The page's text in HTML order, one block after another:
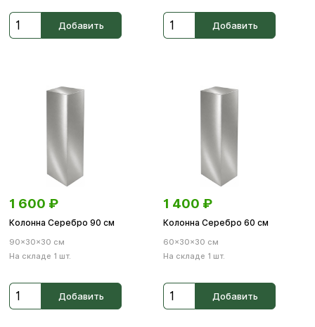
Добавить Добавить
1 600 ₽
Колонна Серебро 90 см
90×30×30 см
На складе 1 шт.
Добавить
1 400 ₽
Колонна Серебро 60 см
60×30×30 см
На складе 1 шт.
Добавить